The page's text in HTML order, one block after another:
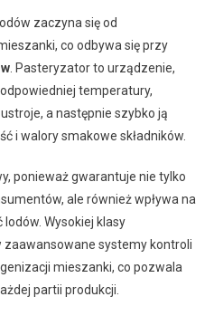
zaczyna się od
co odbywa się przy
. Pasteryzator to urządzenie,
temperatury,
a następnie szybko ją
i walory smakowe składników.
ponieważ gwarantuje nie tylko
ale również wpływa na
Wysokiej klasy
systemy kontroli
mieszanki, co pozwala
partii produkcji.